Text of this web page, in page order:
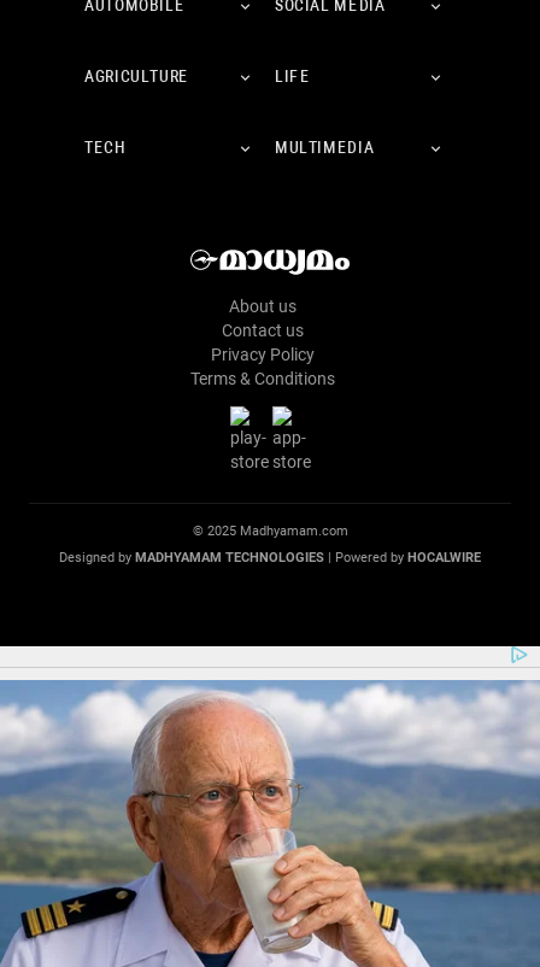
AUTOMOBILE SOCIAL MEDIA
AGRICULTURE LIFE
TECH MULTIMEDIA
About us
Contact us
Privacy Policy
Terms & Conditions
© 2025 Madhyamam.com
Designed by MADHYAMAM TECHNOLOGIES | Powered by HOCALWIRE